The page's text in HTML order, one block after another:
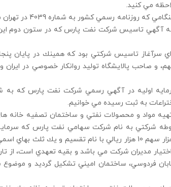
مي كنيد.
به آگهي تاسيس شركت نفت پارس كه در ستون دوم
تقريبا 164 كلمه اي سرآغاز تاسيس شركتي بود كه همينك در
و صاحب پالايشگاه توليد روانكار خصوصي در ايران
به ثبت رسيده مي خوانيم.
تهيه مواد و محصولات نفتي و ساختمان تصفيه خانه
ريال تعيين گرديده و به 15 هزار سهم 10 هزار ريالي با نام تقسيم و
فردوسي، ساختمان اميني تشكيل گرديد و